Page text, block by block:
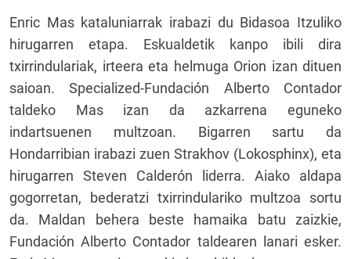
Enric Mas kataluniarrak irabazi du Bidasoa Itzuliko
hirugarren etapa. Eskualdetik kanpo ibili dira
txirrindulariak, irteera eta helmuga Orion izan dituen
saioan. Specialized-Fundación Alberto Contador
taldeko Mas izan da azkarrena eguneko
indartsuenen multzoan. Bigarren sartu da
Hondarribian irabazi zuen Strakhov (Lokosphinx), eta
hirugarren Steven Calderón liderra. Aiako aldapa
gogorretan, bederatzi txirrindulariko multzoa sortu
da. Maldan behera beste hamaika batu zaizkie,
Fundación Alberto Contador taldearen lanari esker.